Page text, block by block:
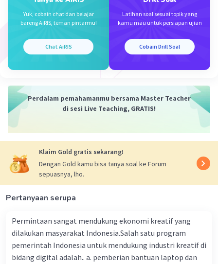
Jawaban : B. menyediakan fasilitator regulasi
Yuk, cobain chat dan belajar
bareng AiRIS, teman pintarmu!
Chat AiRIS
Latihan soal sesuai topik yang
kamu mau untuk persiapan ujian
Cobain Drill Soal
Perdalam pemahamanmu bersama Master Teacher
di sesi Live Teaching, GRATIS!
Klaim Gold gratis sekarang!
Dengan Gold kamu bisa tanya soal ke Forum
sepuasnya, lho.
Pertanyaan serupa
Permintaan sangat mendukung ekonomi kreatif yang
dilakukan masyarakat Indonesia.Salah satu program
pemerintah Indonesia untuk mendukung industri kreatif di
bidang digital adalah.. a. pemberian bantuan laptop dan